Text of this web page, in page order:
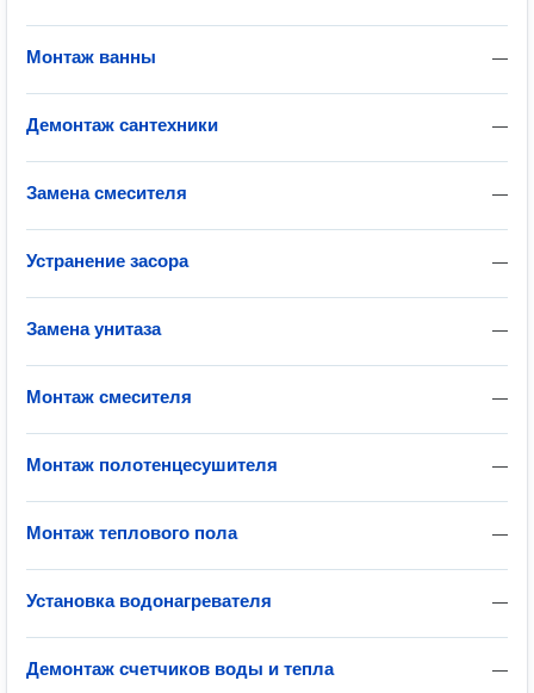
—
Монтаж ванны
—
Демонтаж сантехники
—
Замена смесителя
—
Устранение засора
—
Замена унитаза
—
Монтаж смесителя
—
Монтаж полотенцесушителя
—
Монтаж теплового пола
—
Установка водонагревателя
—
Демонтаж счетчиков воды и тепла